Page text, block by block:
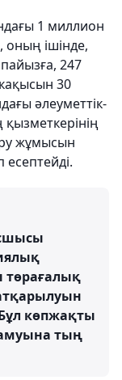
1 миллион
ішінде,
247
30
әлеуметтік-
жұмысын
көпжақты
тың